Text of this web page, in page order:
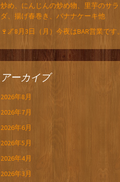
炒め、にんじんの炒め物、里芋のサラ
ダ、揚げ春巻き、バナナケーキ他
🍷🌌8月3日（月）今夜はBAR営業です。
アーカイブ
2026年8月
2026年7月
2026年6月
2026年5月
2026年4月
2026年3月